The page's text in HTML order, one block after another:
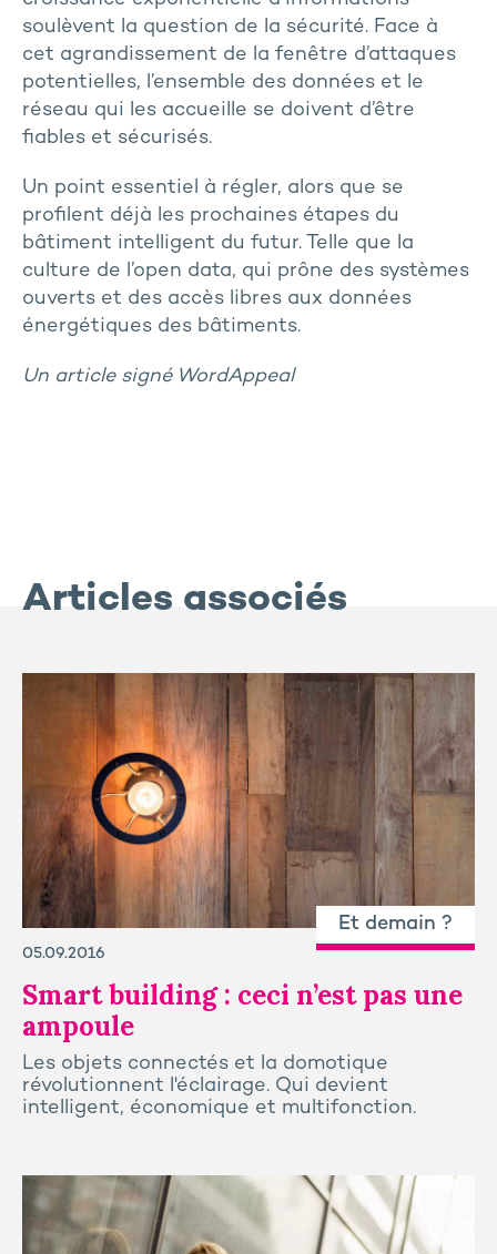
soulèvent la question de la sécurité. Face à
cet agrandissement de la fenêtre d’attaques
potentielles, l’ensemble des données et le
réseau qui les accueille se doivent d’être
fiables et sécurisés.
Un point essentiel à régler, alors que se
profilent déjà les prochaines étapes du
bâtiment intelligent du futur. Telle que la
culture de l’open data, qui prône des systèmes
ouverts et des accès libres aux données
énergétiques des bâtiments.
Un article signé WordAppeal
Articles associés
Et demain ?
05.09.2016
Smart building : ceci n’est pas une
ampoule
Les objets connectés et la domotique
révolutionnent l'éclairage. Qui devient
intelligent, économique et multifonction.